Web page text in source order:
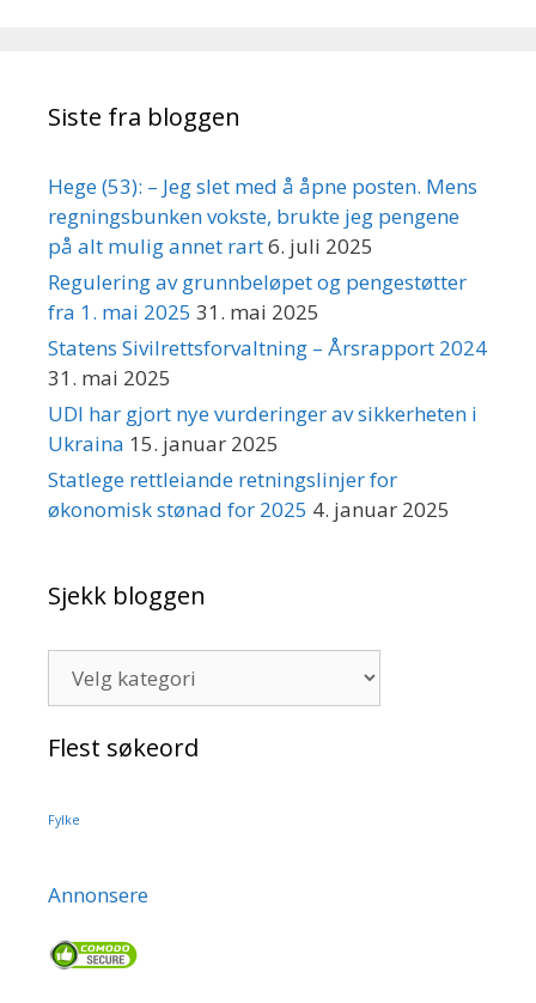
Siste fra bloggen
Hege (53): – Jeg slet med å åpne posten. Mens
regningsbunken vokste, brukte jeg pengene
på alt mulig annet rart6. juli 2025
Regulering av grunnbeløpet og pengestøtter
fra 1. mai 2025 31. mai 2025
Statens Sivilrettsforvaltning – Årsrapport 2024
31. mai 2025
UDI har gjort nye vurderinger av sikkerheten i
Ukraina 15. januar 2025
Statlege rettleiande retningslinjer for
økonomisk stønad for 2025 4. januar 2025
Sjekk bloggen
bloggen
Flest søkeord
Fylke
Annonsere